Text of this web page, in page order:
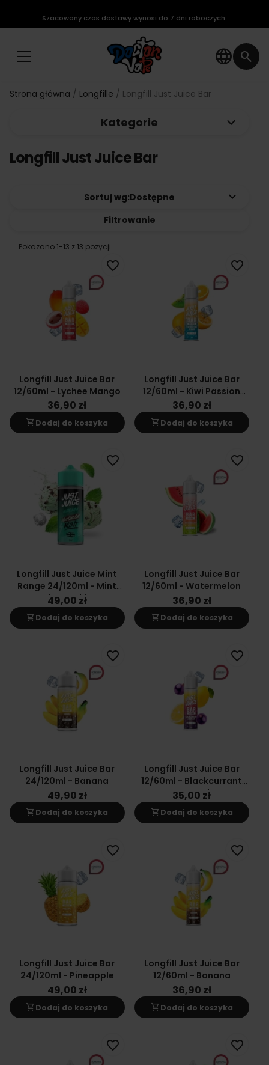
language search
Szacowany czas dostawy wynosi do 7 dni roboczych.
Strona główna Longfille Longfill Just Juice Bar
Kategorie keyboard_arrow_down
Longfill Just Juice Bar
Sortuj wg:Dostępne keyboard_arrow_down
Filtrowanie
Pokazano 1-13 z 13 pozycji
Longfill Just Juice Bar
12/60ml - Lychee Mango
36,90 zł
shopping_cart Dodaj do koszyka
favorite_border
Longfill Just Juice Bar
12/60ml - Kiwi Passion
Orange
36,90 zł
shopping_cart Dodaj do koszyka
favorite_border
Longfill Just Juice Mint
Range 24/120ml - Mint
Choco Chip
49,00 zł
shopping_cart Dodaj do koszyka
favorite_border
Longfill Just Juice Bar
12/60ml - Watermelon
36,90 zł
shopping_cart Dodaj do koszyka
favorite_border
Longfill Just Juice Bar
24/120ml - Banana
49,90 zł
shopping_cart Dodaj do koszyka
favorite_border
Longfill Just Juice Bar
12/60ml - Blackcurrant
Lemonade
35,00 zł
shopping_cart Dodaj do koszyka
favorite_border
Longfill Just Juice Bar
24/120ml - Pineapple
49,00 zł
shopping_cart Dodaj do koszyka
favorite_border
Longfill Just Juice Bar
12/60ml - Banana
36,90 zł
shopping_cart Dodaj do koszyka
favorite_border
favorite_border favorite_border